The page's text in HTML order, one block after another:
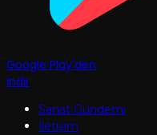
Google Play'den
İndir
Sanat Gündemi
İletişim